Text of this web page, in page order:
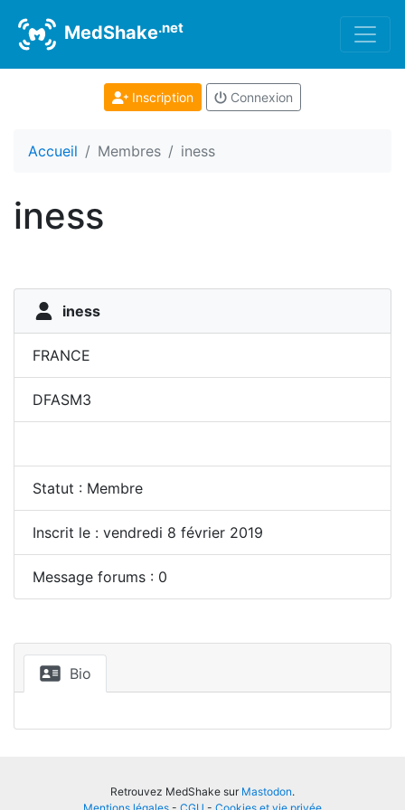
MedShake.net
Inscription Connexion
Accueil Membres iness
iness
iness
FRANCE
DFASM3
Statut : Membre
Inscrit le : vendredi 8 février 2019
Message forums : 0
Bio
Retrouvez MedShake sur Mastodon.